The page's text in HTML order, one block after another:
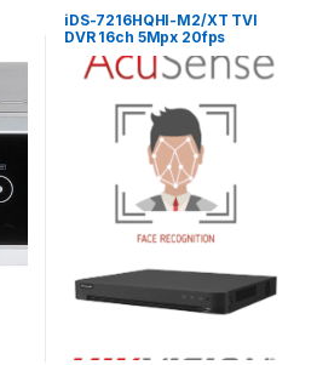
iDS-7216HQHI-M2/XT TVI
DVR 16ch 5Mpx 20fps